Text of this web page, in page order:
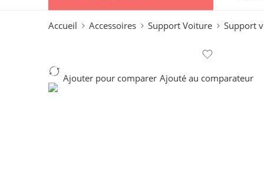
Accueil Accessoires Support Voiture Support
Ajouter pour comparer Ajouté au comparateur